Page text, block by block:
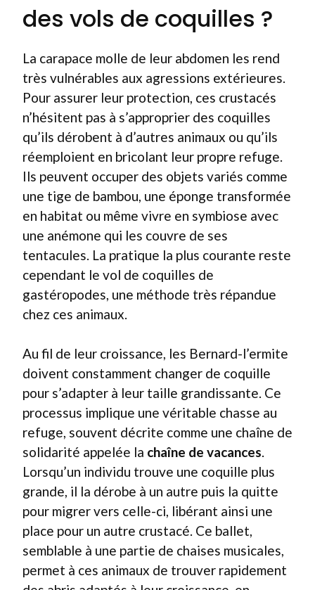
des vols de coquilles ?
La carapace molle de leur abdomen les rend
très vulnérables aux agressions extérieures.
Pour assurer leur protection, ces crustacés
n’hésitent pas à s’approprier des coquilles
qu’ils dérobent à d’autres animaux ou qu’ils
réemploient en bricolant leur propre refuge.
Ils peuvent occuper des objets variés comme
une tige de bambou, une éponge transformée
en habitat ou même vivre en symbiose avec
une anémone qui les couvre de ses
tentacules. La pratique la plus courante reste
cependant le vol de coquilles de
gastéropodes, une méthode très répandue
chez ces animaux.
Au fil de leur croissance, les Bernard-l’ermite
doivent constamment changer de coquille
pour s’adapter à leur taille grandissante. Ce
processus implique une véritable chasse au
refuge, souvent décrite comme une chaîne de
solidarité appelée la chaîne de vacances.
Lorsqu’un individu trouve une coquille plus
grande, il la dérobe à un autre puis la quitte
pour migrer vers celle-ci, libérant ainsi une
place pour un autre crustacé. Ce ballet,
semblable à une partie de chaises musicales,
permet à ces animaux de trouver rapidement